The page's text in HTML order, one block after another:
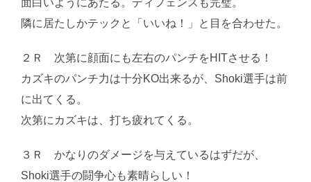
隣に居たしかテックと「いいね！」と目を合わせた。
２Ｒ 次第に顔面にも左右のパンチをHITさせる！
カズキのパンチ力は十分KO出来るが、Shoki選手は前
に出てくる。
次第にカズキは、打ち疲れてくる。
３Ｒ かなりのダメージを与えているはずだが、
Shoki選手の闘争心も素晴らしい！